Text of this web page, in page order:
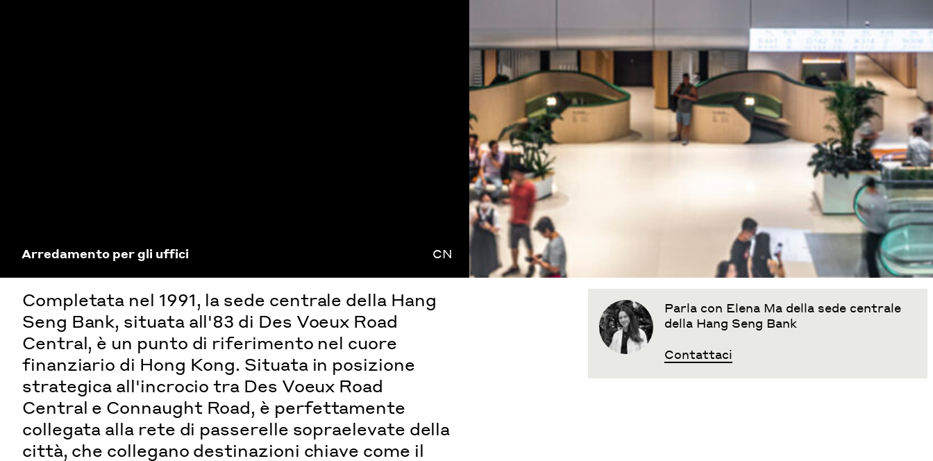
Arredamento per gli uffici CN
Completata nel 1991, la sede centrale della Hang
Seng Bank, situata all'83 di Des Voeux Road
Central, è un punto di riferimento nel cuore
finanziario di Hong Kong. Situata in posizione
strategica all'incrocio tra Des Voeux Road
Central e Connaught Road, è perfettamente
collegata alla rete di passerelle sopraelevate della
città, che collegano destinazioni chiave come il
Parla con Elena Ma della sede centrale
della Hang Seng Bank
Contattaci